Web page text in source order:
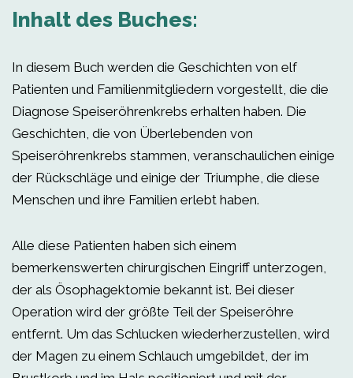
Inhalt des Buches:
In diesem Buch werden die Geschichten von elf
Patienten und Familienmitgliedern vorgestellt, die die
Diagnose Speiseröhrenkrebs erhalten haben. Die
Geschichten, die von Überlebenden von
Speiseröhrenkrebs stammen, veranschaulichen einige
der Rückschläge und einige der Triumphe, die diese
Menschen und ihre Familien erlebt haben.
Alle diese Patienten haben sich einem
bemerkenswerten chirurgischen Eingriff unterzogen,
der als Ösophagektomie bekannt ist. Bei dieser
Operation wird der größte Teil der Speiseröhre
entfernt. Um das Schlucken wiederherzustellen, wird
der Magen zu einem Schlauch umgebildet, der im